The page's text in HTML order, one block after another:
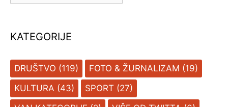
KATEGORIJE
DRUŠTVO (119) FOTO & ŽURNALIZAM (19)
KULTURA (43) SPORT (27)